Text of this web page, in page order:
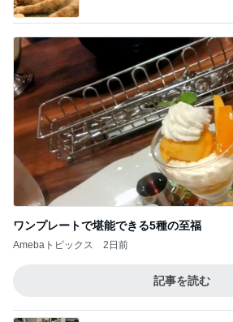
このジャンルの記事をもっと見る
レジェンド松下のなんでも
Amebaトピックス 2時間前
8月前半のご予約可能枠の
Amebaトピックス 2日前
Amebaトピックス 2日前